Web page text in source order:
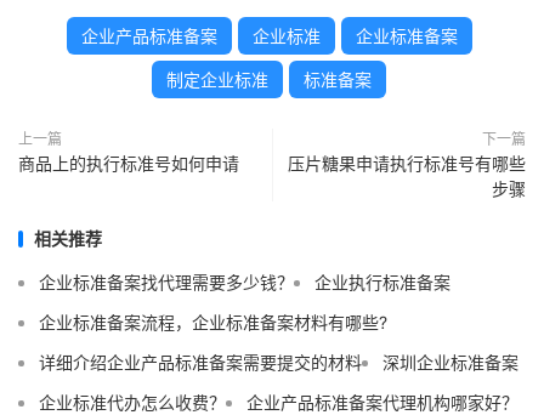
企业产品标准备案 企业标准 企业标准备案
制定企业标准 标准备案
上一篇
商品上的执行标准号如何申请
下一篇
压片糖果申请执行标准号有哪些
步骤
相关推荐
企业标准备案找代理需要多少钱？
企业执行标准备案
企业标准备案流程，企业标准备案材料有哪些?
详细介绍企业产品标准备案需要提交的材料
深圳企业标准备案
企业标准代办怎么收费？
企业产品标准备案代理机构哪家好？